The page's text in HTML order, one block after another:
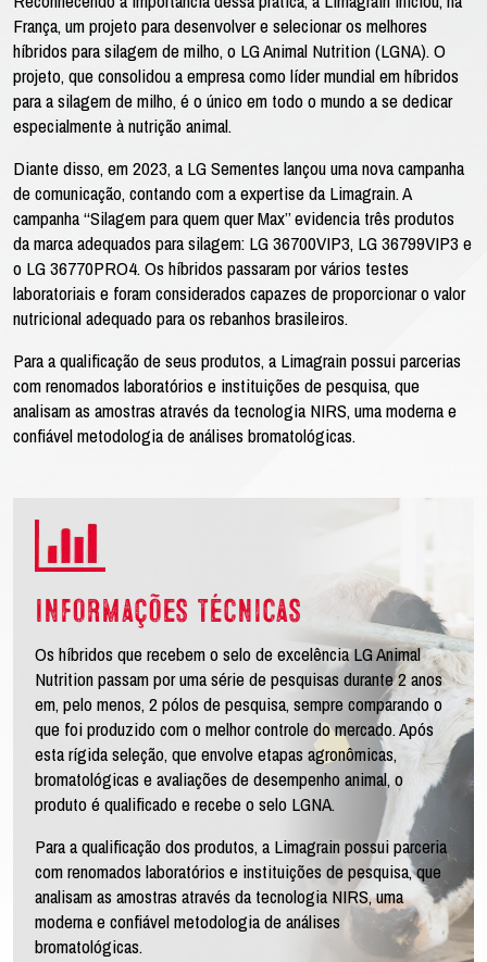
França, um projeto para desenvolver e selecionar os melhores
híbridos para silagem de milho, o LG Animal Nutrition (LGNA). O
projeto, que consolidou a empresa como líder mundial em híbridos
para a silagem de milho, é o único em todo o mundo a se dedicar
especialmente à nutrição animal.
Diante disso, em 2023, a LG Sementes lançou uma nova campanha
de comunicação, contando com a expertise da Limagrain. A
campanha ‘‘Silagem para quem quer Max’’ evidencia três produtos
da marca adequados para silagem: LG 36700VIP3, LG 36799VIP3 e
o LG 36770PRO4. Os híbridos passaram por vários testes
laboratoriais e foram considerados capazes de proporcionar o valor
nutricional adequado para os rebanhos brasileiros.
Para a qualificação de seus produtos, a Limagrain possui parcerias
com renomados laboratórios e instituições de pesquisa, que
analisam as amostras através da tecnologia NIRS, uma moderna e
confiável metodologia de análises bromatológicas.
Informações técnicas
Os híbridos que recebem o selo de excelência LG Animal
Nutrition passam por uma série de pesquisas durante 2 anos
em, pelo menos, 2 pólos de pesquisa, sempre comparando o
que foi produzido com o melhor controle do mercado. Após
esta rígida seleção, que envolve etapas agronômicas,
bromatológicas e avaliações de desempenho animal, o
produto é qualificado e recebe o selo LGNA.
Para a qualificação dos produtos, a Limagrain possui parceria
com renomados laboratórios e instituições de pesquisa, que
analisam as amostras através da tecnologia NIRS, uma
moderna e confiável metodologia de análises
bromatológicas.